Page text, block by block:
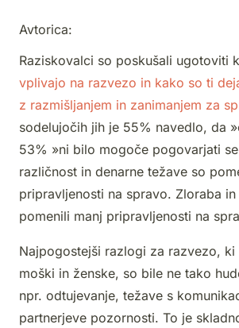
Avtorica:
Raziskovalci so poskušali ugotoviti
vplivajo na razvezo in kako so ti
z razmišljanjem in zanimanjem za
sodelujočih jih je 55% navedlo, da
53% »ni bilo mogoče pogovarjati
različnost in denarne težave so
pripravljenosti na spravo. Zloraba
pomenili manj pripravljenosti na
Najpogostejši razlogi za razvezo, ki
moški in ženske, so bile ne tako
npr. odtujevanje, težave s
partnerjeve pozornosti. To je